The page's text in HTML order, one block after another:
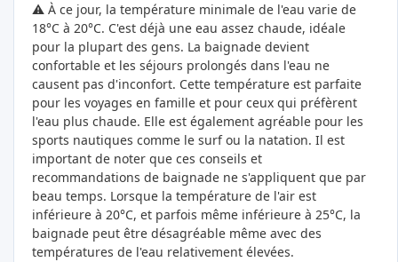
⚠️ À ce jour, la température minimale de l'eau varie de
18°C à 20°C. C'est déjà une eau assez chaude, idéale
pour la plupart des gens. La baignade devient
confortable et les séjours prolongés dans l'eau ne
causent pas d'inconfort. Cette température est parfaite
pour les voyages en famille et pour ceux qui préfèrent
l'eau plus chaude. Elle est également agréable pour les
sports nautiques comme le surf ou la natation. Il est
important de noter que ces conseils et
recommandations de baignade ne s'appliquent que par
beau temps. Lorsque la température de l'air est
inférieure à 20°C, et parfois même inférieure à 25°C, la
baignade peut être désagréable même avec des
températures de l'eau relativement élevées.